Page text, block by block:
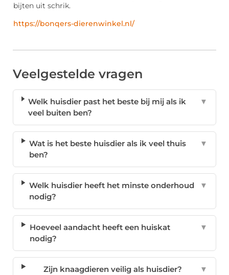
bijten uit schrik.
https://bonqers-dierenwinkel.nl/
Veelgestelde vragen
Welk huisdier past het beste bij mij als ik
veel buiten ben?
▼
Wat is het beste huisdier als ik veel thuis
ben?
▼
Welk huisdier heeft het minste onderhoud
nodig?
▼
Hoeveel aandacht heeft een huiskat
nodig?
▼
Zijn knaagdieren veilig als huisdier? ▼